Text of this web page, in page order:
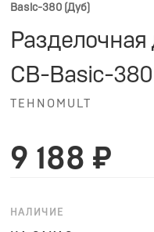
Basic-380 (Дуб)
Разделочная
CB-Basic-
TEHNOMULT
9 188 ₽
НАЛИЧИЕ